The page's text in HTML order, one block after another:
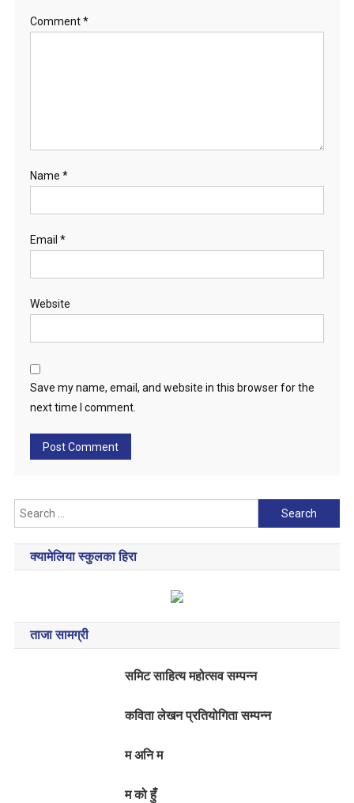
Comment*
Name *
Email *
Website
Save my name, email, and website in this browser for the
next time I comment.
Search
for:
क्यामेलिया स्कुलका हिरा
ताजा सामग्री
समिट साहित्य महोत्सव सम्पन्न
कविता लेखन प्रतियोगिता सम्पन्न
म अनि म
म को हुँ